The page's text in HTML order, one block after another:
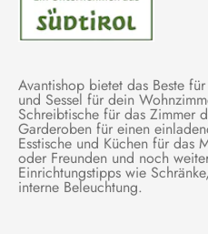
Avantishop bietet das Beste
und Sessel für dein
Schreibtische für das Zimmer
Garderoben für einen
Esstische und Küchen für das
oder Freunden und noch
Einrichtungstipps wie
interne Beleuchtung.